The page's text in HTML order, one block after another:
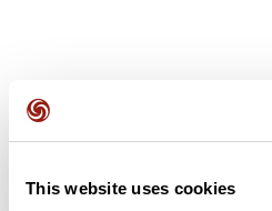
This website uses cookies